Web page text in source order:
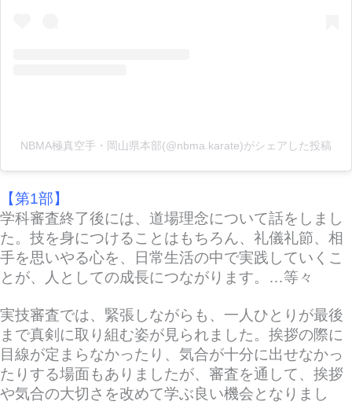
NBMA極真空手・岡山県本部(@nbma.karate)がシェアした投稿
【第1部】
学科審査終了後には、道場理念について話をしまし
た。技を身につけることはもちろん、礼儀礼節、相
手を思いやる心を、日常生活の中で実践していくこ
とが、人としての成長につながります。…等々
実技審査では、緊張しながらも、一人ひとりが最後
まで真剣に取り組む姿が見られました。挨拶の際に
目線が定まらなかったり、気合が十分に出せなかっ
たりする場面もありましたが、審査を通して、挨拶
や気合の大切さを改めて学ぶ良い機会となりまし